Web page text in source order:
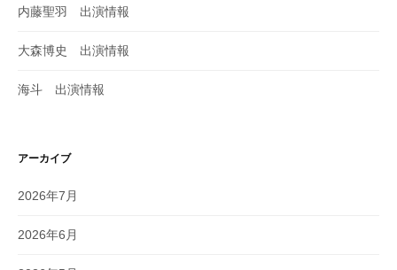
内藤聖羽 出演情報
大森博史 出演情報
海斗 出演情報
アーカイブ
2026年7月
2026年6月